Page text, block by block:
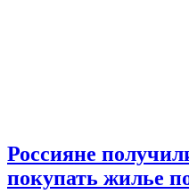
Россияне
покупать жилье